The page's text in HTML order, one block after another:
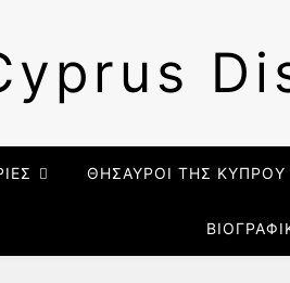
ΘΗΣΑΥΡΟΙ ΤΗΣ ΚΥΠΡΟΥ